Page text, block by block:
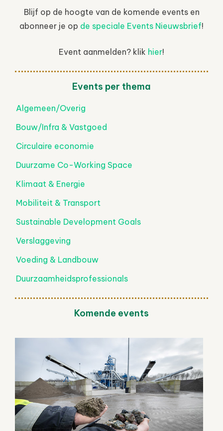
Blijf op de hoogte van de komende events en
abonneer je op de speciale Events Nieuwsbrief!
Event aanmelden? klik hier!
Events per thema
Algemeen/Overig
Bouw/Infra & Vastgoed
Circulaire economie
Duurzame Co-Working Space
Klimaat & Energie
Mobiliteit & Transport
Sustainable Development Goals
Verslaggeving
Voeding & Landbouw
Duurzaamheidsprofessionals
Komende events